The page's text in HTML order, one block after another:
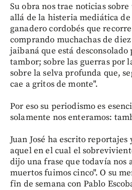
Su obra nos trae noticias
allá de la histeria mediática
ganadero cordobés que
comprando muchachas de
jaibaná que está
tambor; sobre las guerras por
sobre la selva profunda que,
cae a gritos de monte".
Por eso su periodismo es
solamente nos enteramos:
Juan José ha escrito reportajes
aquel en el cual el
dijo una frase que todavía nos
muertos fuimos cinco". O su
fin de semana con Pablo